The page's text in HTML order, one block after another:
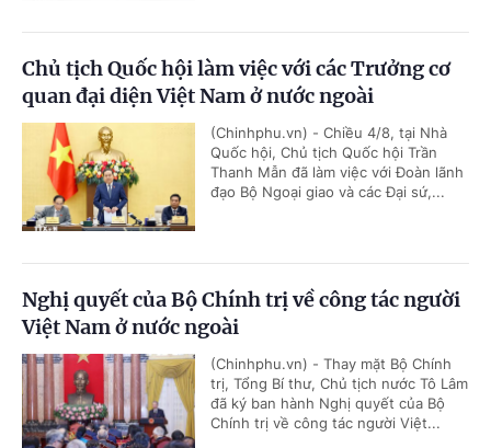
Chủ tịch Quốc hội làm việc với các Trưởng cơ
quan đại diện Việt Nam ở nước ngoài
(Chinhphu.vn) - Chiều 4/8, tại Nhà
Quốc hội, Chủ tịch Quốc hội Trần
Thanh Mẫn đã làm việc với Đoàn lãnh
đạo Bộ Ngoại giao và các Đại sứ,...
Nghị quyết của Bộ Chính trị về công tác người
Việt Nam ở nước ngoài
(Chinhphu.vn) - Thay mặt Bộ Chính
trị, Tổng Bí thư, Chủ tịch nước Tô Lâm
đã ký ban hành Nghị quyết của Bộ
Chính trị về công tác người Việt...